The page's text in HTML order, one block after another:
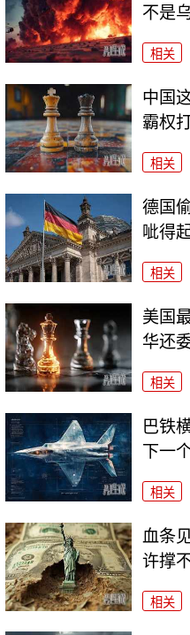
不是
相关
中国
霸权
相关
德国
呲得
相关
美国
华还
相关
巴铁
下一
相关
血条
许撑
相关